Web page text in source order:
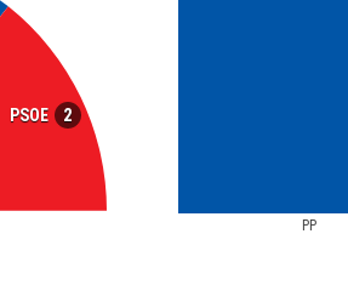
PSOE 2
PP